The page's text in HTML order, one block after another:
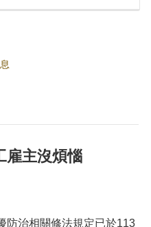
雇主沒煩惱
治相關修法規定已於113